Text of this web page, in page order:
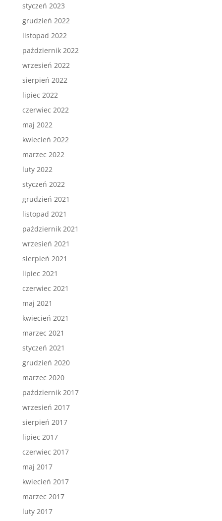
styczeń 2023
grudzień 2022
listopad 2022
październik 2022
wrzesień 2022
sierpień 2022
lipiec 2022
czerwiec 2022
maj 2022
kwiecień 2022
marzec 2022
luty 2022
styczeń 2022
grudzień 2021
listopad 2021
październik 2021
wrzesień 2021
sierpień 2021
lipiec 2021
czerwiec 2021
maj 2021
kwiecień 2021
marzec 2021
styczeń 2021
grudzień 2020
marzec 2020
październik 2017
wrzesień 2017
sierpień 2017
lipiec 2017
czerwiec 2017
maj 2017
kwiecień 2017
marzec 2017
luty 2017